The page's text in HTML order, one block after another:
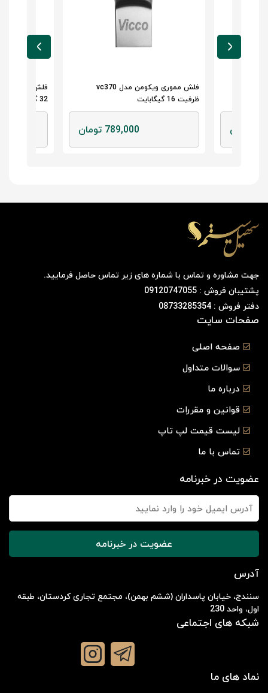
فلش مموری بکسو B-314 ظرفیت
32 گیگابایت
969,000 تومان
16 گیگابایت
جهت مشاوره و تماس با شماره های زیر تماس حاصل فرمایید.
پشتیبان فروش : 09120747055
دفتر فروش : 08733285354
صفحات سایت
صفحه اصلی
سوالات متداول
درباره ما
قوانین و مقررات
لیست قیمت لپ تاپ
تماس با ما
عضویت در خبرنامه
عضویت در خبرنامه
آدرس
سنندج، خیابان پاسداران (ششم بهمن)، مجتمع تجاری کردستان، طبقه
اول، واحد 230
شبکه های اجتماعی
نماد های ما